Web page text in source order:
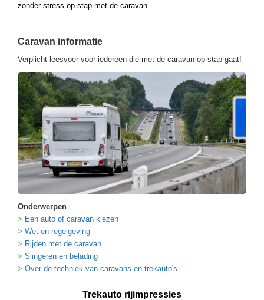
zonder stress op stap met de caravan.
Caravan informatie
Verplicht leesvoer voor iedereen die met de caravan op stap gaat!
Onderwerpen
Een auto of caravan kiezen
Wet en regelgeving
Rijden met de caravan
Slingeren en belading
Over de techniek van caravans en trekauto's
Trekauto rijimpressies